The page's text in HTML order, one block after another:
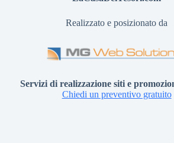
Realizzato e posizionato da
Servizi di realizzazione siti e
Chiedi un preventivo gratuito